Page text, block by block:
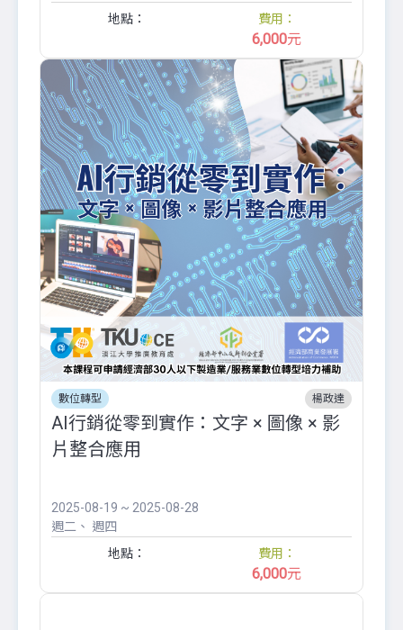
地點：
費用：
6,000元
數位轉型 楊政達
AI行銷從零到實作：文字 × 圖像 × 影
片整合應用
2025-08-19 ~ 2025-08-28
週二
週四
地點：
費用：
6,000元